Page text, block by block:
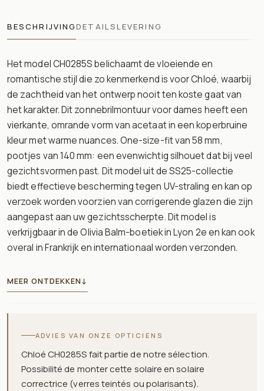
BESCHRIJVINGDETAILSLEVERING
Het model CH0285S belichaamt de vloeiende en
romantische stijl die zo kenmerkend is voor Chloé, waarbij
de zachtheid van het ontwerp nooit ten koste gaat van
het karakter. Dit zonnebrilmontuur voor dames heeft een
vierkante, omrande vorm van acetaat in een koperbruine
kleur met warme nuances. One-size-fit van 58 mm,
pootjes van 140 mm: een evenwichtig silhouet dat bij veel
gezichtsvormen past. Dit model uit de SS25-collectie
biedt effectieve bescherming tegen UV-straling en kan op
verzoek worden voorzien van corrigerende glazen die zijn
aangepast aan uw gezichtsscherpte. Dit model is
verkrijgbaar in de Olivia Balm-boetiek in Lyon 2e en kan ook
overal in Frankrijk en internationaal worden verzonden.
MEER ONTDEKKEN↓
ADVIES VAN ONZE OPTICIENS
Chloé CH0285S fait partie de notre sélection.
Possibilité de monter cette solaire en solaire
correctrice (verres teintés ou polarisants).